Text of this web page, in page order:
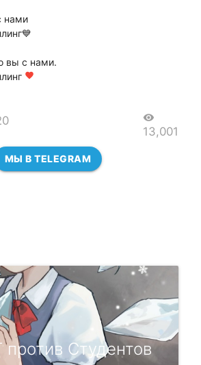
нами
вы с нами.
favorite
visibility
13,001
МЫ В TELEGRAM
против Студентов